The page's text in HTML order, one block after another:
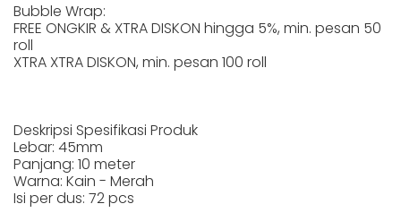
Bubble Wrap:
FREE ONGKIR & XTRA DISKON hingga 5%, min. pesan 50
roll
XTRA XTRA DISKON, min. pesan 100 roll
Deskripsi Spesifikasi Produk
Lebar: 45mm
Panjang: 10 meter
Warna: Kain - Merah
Isi per dus: 72 pcs